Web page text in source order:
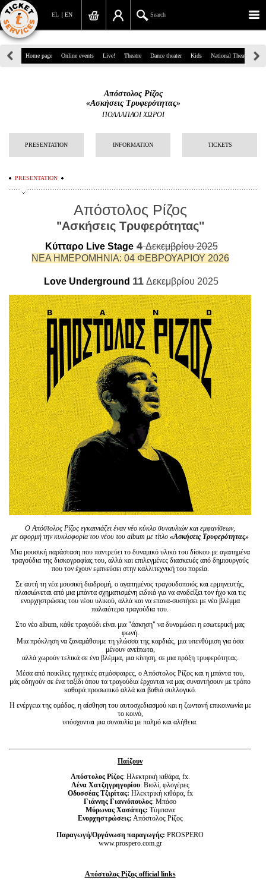
EN
EL Search
39, Panepistimiou Str, Athens
info@ticketservices.gr
Sign up/Sign in
Information
Home page Online events Live! Theatre Dance theater Kids National Theatre
Απόστολος Ρίζος
«Ασκήσεις Τρυφερότητας»
ΠΟΛΛΑΠΛΟΙ ΧΩΡΟΙ
PRESENTATION INFORMATION TICKETS
PRESENTATION
Απόστολος Ρίζος
"Ασκήσεις Τρυφερότητας"
Κύτταρο Live Stage 4 Δεκεμβρίου 2025
ΝΕΑ ΗΜΕΡΟΜΗΝΙΑ: 04 ΦΕΒΡΟΥΑΡΙΟΥ 2026
Love Underground 11 Δεκεμβρίου 2025
Ο Απόστολος Ρίζος εγκαινιάζει έναν νέο κύκλο συναυλιών και εμφανίσεων,
με αφορμή την κυκλοφορία του νέου του album με τίτλο «Ασκήσεις Τρυφερότητας»
Μια μουσική παράσταση που παντρεύει το δυναμικό υλικό του δίσκου με αγαπημένα
τραγούδια της δισκογραφίας του, αλλά και επιλεγμένες διασκευές από δημιουργούς
που τον έχουν εμπνεύσει στην καλλιτεχνική του πορεία.
Σε αυτή τη νέα μουσική διαδρομή, ο αγαπημένος τραγουδοποιός και ερμηνευτής,
πλαισιώνεται από μια μπάντα σχηματισμένη ειδικά για να αναδείξει τον ήχο και τις
ενορχηστρώσεις του νέου υλικού, αλλά και να επανα-συστήσει με νέο βλέμμα
παλαιότερα τραγούδια του.
Στο νέο album, κάθε τραγούδι είναι μια "άσκηση" να δυναμώσει η εσωτερική μας
φωνή.
Μια πρόκληση να ξαναμάθουμε τη γλώσσα της καρδιάς, μια υπενθύμιση για όσα
μένουν ανείπωτα,
αλλά χωρούν τελικά σε ένα βλέμμα, μια κίνηση, σε μια πράξη τρυφερότητας.
Μέσα από ποικίλες ηχητικές ατμόσφαιρες, ο Απόστολος Ρίζος και η μπάντα του,
μάς οδηγούν σε ένα ταξίδι όπου τα τραγούδια έρχονται να μας συναντήσουν με τρόπο
καθαρά προσωπικό αλλά και βαθιά συλλογικό.
Η ενέργεια της ομάδας, η αίσθηση του αυτοσχεδιασμού και η ζωντανή επικοινωνία με
το κοινό,
υπόσχονται μια συναυλία με παλμό και αλήθεια.
Παίζουν
Απόστολος Ρίζος: Ηλεκτρική κιθάρα, fx.
Λένα Χατζηγρηγορίου: Βιολί, φλογέρες
Οδυσσέας Τζιρίτας: Ηλεκτρική κιθάρα, fx
Γιάννης Γιαννόπουλος: Μπάσο
Μύρωνας Χασάπης: Τύμπανα
Ενορχηστρώσεις: Απόστολος Ρίζος
Παραγωγή/Οργάνωση παραγωγής: PROSPERO
www.prospero.com.gr
Απόστολος Ρίζοςofficial links